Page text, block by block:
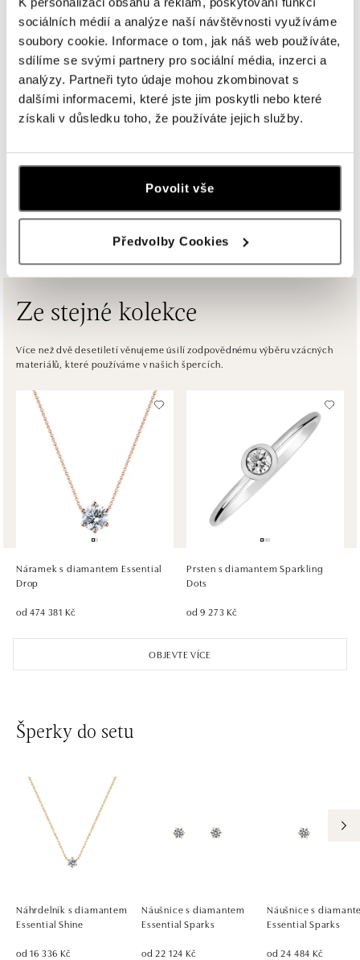
sociálních médií a analýze naší návštěvnosti využíváme
soubory cookie. Informace o tom, jak náš web používáte,
sdílíme se svými partnery pro sociální média, inzerci a
analýzy. Partneři tyto údaje mohou zkombinovat s
dalšími informacemi, které jste jim poskytli nebo které
získali v důsledku toho, že používáte jejich služby.
Povolit vše
Předvolby Cookies
ALOve Westfield Černý most, Praha 9
Chlumecká 765/6, 198 19 Praha 9
tel.: +420735703904
dnes otevřeno do 21:00
ALOve Westfield, Praha 4 - Chodov
Roztylská 2321/19, 148 00 Praha 4 - Chodov
tel.: +420730524389
dnes otevřeno do 21:00
Einsteinova 3541/18, 851 01 Bratislava
tel.: +421917090556
dnes otevřeno od 10:00
ALOve OC Eurovea, Bratislava
Pribinova 8, 811 09 Bratislava
tel.: +421917090467
HALADA OC Avion, Bratislava
Ivanská cesta 16, 821 04 Bratislava
tel.: +421 917 090 372
dnes otevřeno od 10:00
HALADA OC Eurovea, Bratislava
Pribinova 8, 811 09 Bratislava
dnes otevřeno od 10:00
ZOBRAZIT VŠECHNY BUTIKY
Ze stejné kolekce
Více než dvě desetiletí věnujeme úsilí zodpovědnému výběru vzácných
materiálů, které používáme v našich špercích.
OBJEVTE VÍCE
Náramek s diamantem Essential
Drop
od 474 381 Kč
Prsten s diamantem Sparkling
Dots
od 9 273 Kč
Šperky do setu
Náhrdelník s diamantem
Essential Shine
od 16 336 Kč
Náušnice s diamantem
Essential Sparks
od 22 124 Kč
Náušnice s
Essential Sparks
od 24 484 Kč